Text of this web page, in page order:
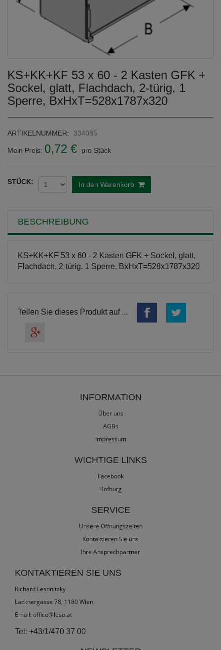
KS+KK+KF 53 x 60 - 2 Kasten GFK +
Sockel, glatt, Flachdach, 2-türig, 1
Sperre, BxHxT=528x1787x320
ARTIKELNUMMER: 334085
Mein Preis: 0,72 € pro Stück
STÜCK: In den Warenkorb
BESCHREIBUNG
KS+KK+KF 53 x 60 - 2 Kasten GFK + Sockel, glatt,
Flachdach, 2-türig, 1 Sperre, BxHxT=528x1787x320
Teilen Sie dieses Produkt auf ...
INFORMATION
Über uns
AGBs
Impressum
WICHTIGE LINKS
Facebook
Hofburg
SERVICE
Unsere Öffnungszeiten
Kontaktieren Sie uns
Ihre Ansprechpartner
KONTAKTIEREN SIE UNS
Richard Lesonitzky
Lacknergasse 78, 1180 Wien
Email: office@leso.at
Tel: +43/1/470 37 00